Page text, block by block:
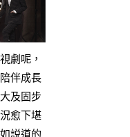
劇呢，
伴成長
及固步
愈下堪
説道的